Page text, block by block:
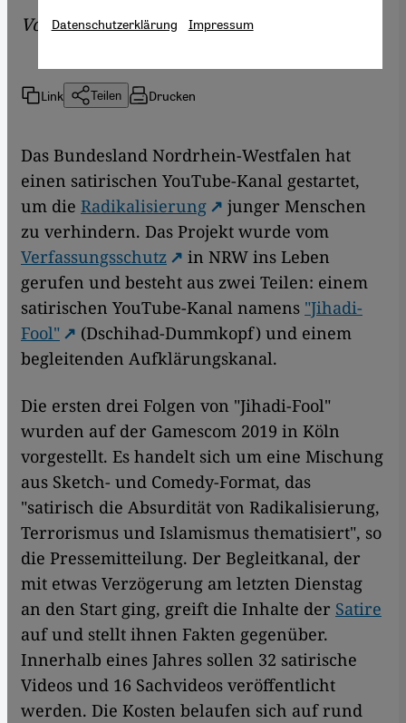
VonLouisa Wright
Link Teilen Drucken
Das Bundesland Nordrhein-Westfalen hat
einen satirischen YouTube-Kanal gestartet,
um die Radikalisierung
junger Menschen
zu verhindern. Das Projekt wurde vom
Verfassungsschutz
in NRW ins Leben
gerufen und besteht aus zwei Teilen: einem
satirischen YouTube-Kanal namens "Jihadi-
Fool"
(Dschihad-Dummkopf) und einem
begleitenden Aufklärungskanal.
Die ersten drei Folgen von "Jihadi-Fool"
wurden auf der Gamescom 2019 in Köln
vorgestellt. Es handelt sich um eine Mischung
aus Sketch- und Comedy-Format, das
"satirisch die Absurdität von Radikalisierung,
Terrorismus und Islamismus thematisiert", so
die Pressemitteilung. Der Begleitkanal, der
mit etwas Verzögerung am letzten Dienstag
an den Start ging, greift die Inhalte der Satire
auf und stellt ihnen Fakten gegenüber.
Innerhalb eines Jahres sollen 32 satirische
Videos und 16 Sachvideos veröffentlicht
werden. Die Kosten belaufen sich auf rund
Datenschutzerklärung Impressum